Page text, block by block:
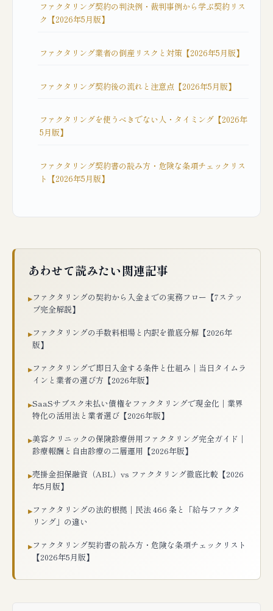
ファクタリング契約の判決例・裁判事例から学ぶ契約リス
ク【2026年5月版】
ファクタリング業者の倒産リスクと対策【2026年5月版】
ファクタリング契約後の流れと注意点【2026年5月版】
ファクタリングを使うべきでない人・タイミング【2026年
5月版】
ファクタリング契約書の読み方・危険な条項チェックリス
ト【2026年5月版】
あわせて読みたい関連記事
▸ファクタリングの契約から入金までの実務フロー【7ステッ
プ完全解説】
▸ファクタリングの手数料相場と内訳を徹底分解【2026年
版】
▸ファクタリングで即日入金する条件と仕組み｜当日タイムラ
インと業者の選び方【2026年版】
▸SaaSサブスク未払い債権をファクタリングで現金化｜業界
特化の活用法と業者選び【2026年版】
▸美容クリニックの保険診療併用ファクタリング完全ガイド｜
診療報酬と自由診療の二層運用【2026年版】
▸売掛金担保融資（ABL）vs ファクタリング徹底比較【2026
年5月版】
▸ファクタリングの法的根拠｜民法 466 条と「給与ファクタ
リング」の違い
▸ファクタリング契約書の読み方・危険な条項チェックリスト
【2026年5月版】